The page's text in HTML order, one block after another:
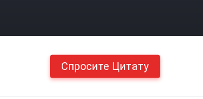
Спросите Цитату